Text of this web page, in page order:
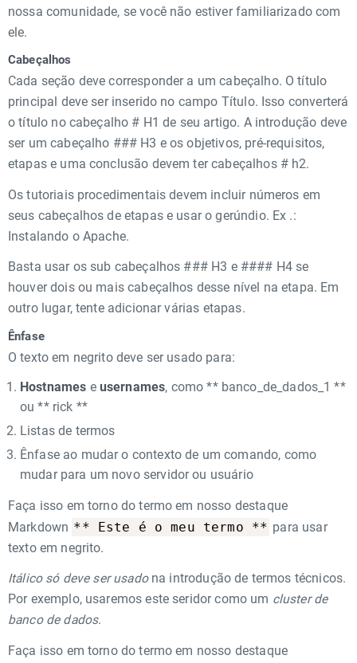
nossa comunidade, se você não estiver familiarizado com
ele.
Cabeçalhos
Cada seção deve corresponder a um cabeçalho. O título
principal deve ser inserido no campo Título. Isso converterá
o título no cabeçalho # H1 de seu artigo. A introdução deve
ser um cabeçalho ### H3 e os objetivos, pré-requisitos,
etapas e uma conclusão devem ter cabeçalhos # h2.
Os tutoriais procedimentais devem incluir números em
seus cabeçalhos de etapas e usar o gerúndio. Ex .:
Instalando o Apache.
Basta usar os sub cabeçalhos ### H3 e #### H4 se
houver dois ou mais cabeçalhos desse nível na etapa. Em
outro lugar, tente adicionar várias etapas.
Ênfase
O texto em negrito deve ser usado para:
Hostnames e usernames, como ** banco_de_dados_1 **
ou ** rick **
Listas de termos
Ênfase ao mudar o contexto de um comando, como
mudar para um novo servidor ou usuário
Faça isso em torno do termo em nosso destaque
Markdown ** Este é o meu termo ** para usar
texto em negrito.
Itálico só deve ser usadona introdução de termos técnicos.
Por exemplo, usaremos este seridor como um cluster de
banco de dados.
Faça isso em torno do termo em nosso destaque